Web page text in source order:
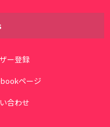
ー登録
ページ
合わせ